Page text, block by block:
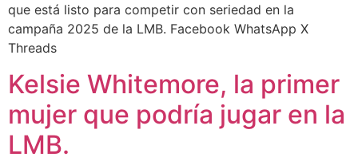
que está listo para competir con seriedad en la
campaña 2025 de la LMB. Facebook WhatsApp X
Threads
Kelsie Whitemore, la primer
mujer que podría jugar en la
LMB.